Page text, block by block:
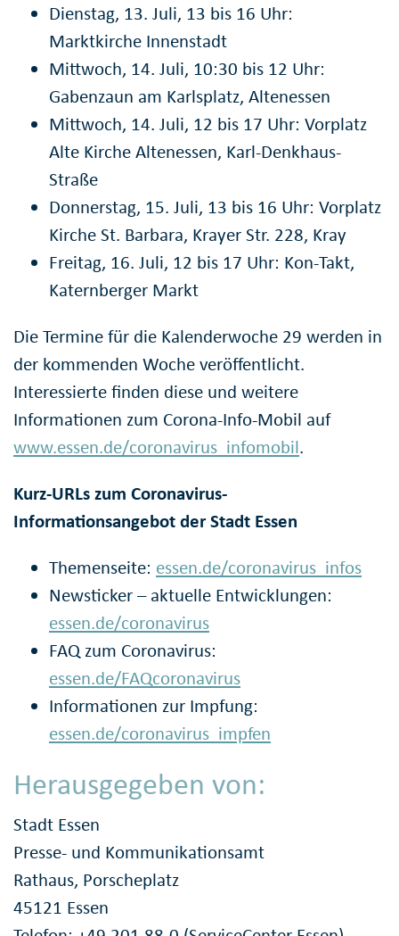
Dienstag, 13. Juli, 13 bis 16 Uhr:
Marktkirche Innenstadt
Mittwoch, 14. Juli, 10:30 bis 12 Uhr:
Gabenzaun am Karlsplatz, Altenessen
Mittwoch, 14. Juli, 12 bis 17 Uhr: Vorplatz
Alte Kirche Altenessen, Karl-Denkhaus-
Straße
Donnerstag, 15. Juli, 13 bis 16 Uhr: Vorplatz
Kirche St. Barbara, Krayer Str. 228, Kray
Freitag, 16. Juli, 12 bis 17 Uhr: Kon-Takt,
Katernberger Markt
Die Termine für die Kalenderwoche 29 werden in
der kommenden Woche veröffentlicht.
Interessierte finden diese und weitere
Informationen zum Corona-Info-Mobil auf
www.essen.de/coronavirus_infomobil.
Kurz-URLs zum Coronavirus-
Informationsangebot der Stadt Essen
Themenseite: essen.de/coronavirus_infos
Newsticker – aktuelle Entwicklungen:
essen.de/coronavirus
FAQ zum Coronavirus:
essen.de/FAQcoronavirus
Informationen zur Impfung:
essen.de/coronavirus_impfen
Herausgegeben von:
Stadt Essen
Presse- und Kommunikationsamt
Rathaus, Porscheplatz
45121 Essen